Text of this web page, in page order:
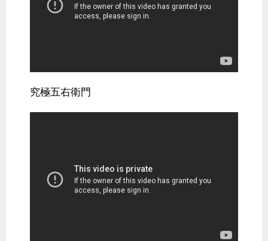
究極五右衛門